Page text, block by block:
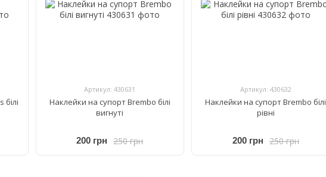
Артикул: 430631
Наклейки на супорт Brembo білі
вигнуті
250 грн
200 грн
Артикул: 430632
Наклейки на супорт Brembo білі
рівні
250 грн
200 грн